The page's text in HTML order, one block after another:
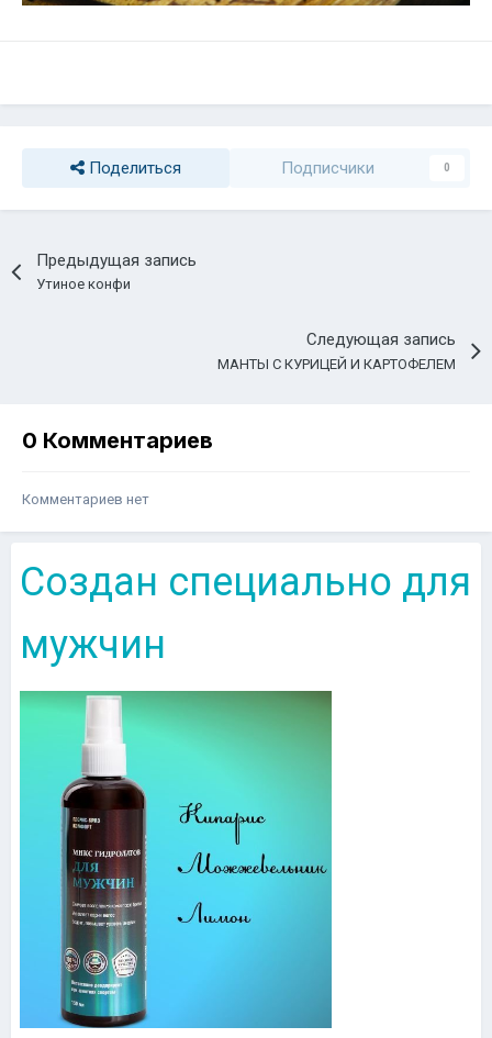
Поделиться Подписчики 0
Предыдущая запись
Утиное конфи
Следующая запись
МАНТЫ С КУРИЦЕЙ И КАРТОФЕЛЕМ
0 Комментариев
Комментариев нет
Создан специально для
мужчин